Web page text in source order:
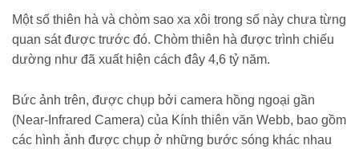
Một số thiên hà và chòm sao xa xôi trong số này chưa từng
quan sát được trước đó. Chòm thiên hà được trình chiếu
dường như đã xuất hiện cách đây 4,6 tỷ năm.
Bức ảnh trên, được chụp bởi camera hồng ngoại gần
(Near-Infrared Camera) của Kính thiên văn Webb, bao gồm
các hình ảnh được chụp ở những bước sóng khác nhau